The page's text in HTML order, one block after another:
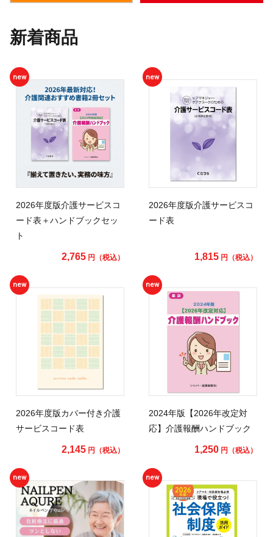
新着商品
new
2026年度版介護サービスコ
ード表＋ハンドブックセッ
ト
2,765円（税込）
new
2026年度版介護サービスコ
ード表
1,815 円（税込）
new
2026年度版カバー付き介護
サービスコード表
2,145円（税込）
new
2024年版【2026年改定対
応】介護報酬ハンドブック
1,250 円（税込）
new new